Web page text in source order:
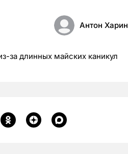
Антон Харин
за длинных майских каникул